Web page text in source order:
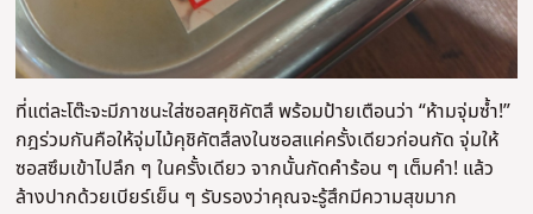
ที่แต่ละโต๊ะจะมีภาชนะใส่ซอสคุชิคัตสึ พร้อมป้ายเตือนว่า “ห้ามจุ่มซ้ำ!”
กฎร่วมกันคือให้จุ่มไม้คุชิคัตสึลงในซอสแค่ครั้งเดียวก่อนกัด จุ่มให้
ซอสซึมเข้าไปลึก ๆ ในครั้งเดียว จากนั้นกัดคำร้อน ๆ เต็มคำ! แล้ว
ล้างปากด้วยเบียร์เย็น ๆ รับรองว่าคุณจะรู้สึกมีความสุขมาก